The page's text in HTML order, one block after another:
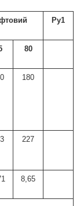
Ру1
80
180
227
8,65